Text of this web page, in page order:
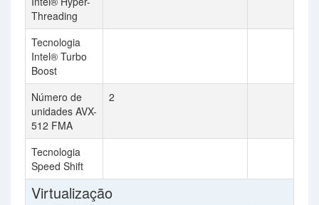
Threading
Tecnologia
Intel® Turbo
Boost
Número de
unidades AVX-
512 FMA
2
Tecnologia
Speed Shift
Virtualização